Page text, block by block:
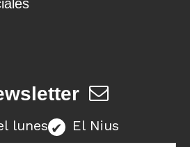
lunes El Nius